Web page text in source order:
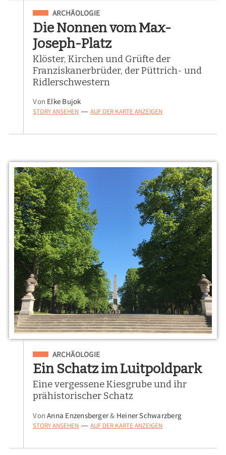
Eingeordnet unter
ARCHÄOLOGIE
Die Nonnen vom Max-
Joseph-Platz
Klöster, Kirchen und Grüfte der
Franziskanerbrüder, der Püttrich- und
Ridlerschwestern
Von Elke Bujok
STORY ANSEHEN — AUF DER KARTE ANZEIGEN
Eingeordnet unter
ARCHÄOLOGIE
Ein Schatz im Luitpoldpark
Eine vergessene Kiesgrube und ihr
prähistorischer Schatz
VonAnna Enzensberger& Heiner Schwarzberg
STORY ANSEHEN — AUF DER KARTE ANZEIGEN